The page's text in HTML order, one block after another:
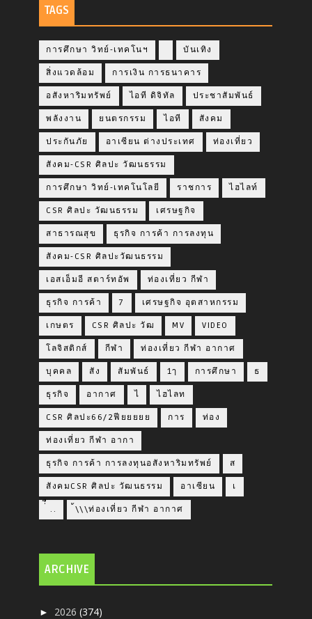
TAGS
การศึกษา วิทย์-เทคโนฯ บันเทิง
สิ่งแวดล้อม การเงิน การธนาคาร
อสังหาริมทรัพย์ ไอที ดิจิทัล ประชาสัมพันธ์
พลังงาน ยนตรกรรม ไอที สังคม
ประกันภัย อาเซียน ต่างประเทศ ท่องเที่ยว
สังคม-CSR ศิลปะ วัฒนธรรม
การศึกษา วิทย์-เทคโนโลยี ราชการ ไฮไลท์
CSR ศิลปะ วัฒนธรรม เศรษฐกิจ
สาธารณสุข ธุรกิจ การค้า การลงทุน
สังคม-CSR ศิลปะวัฒนธรรม
เอสเอ็มอี สตาร์ทอัพ ท่องเที่ยว กีฬา
ธุรกิจ การค้า 7 เศรษฐกิจ อุตสาหกรรม
เกษตร CSR ศิลปะ วัฒ MV VIDEO
โลจิสติกส์ กีฬา ท่องเที่ยว กีฬา อากาศ
บุคคล สัง สัมพันธ์ 1ๅ การศึกษา ธ
ธุรกิจ อากาศ ไ ไฮไลท
CSR ศิลปะ66/2ฟียยยยย การ ท่อง
ท่องเที่ยว กีฬา อากา
ธุรกิจ การค้า การลงทุนอสังหาริมทรัพย์ ส
สังคมCSR ศิลปะ วัฒนธรรม อาเซียน เ
่่ื​ .. ้\\\ท่องเที่ยว กีฬา อากาศ
ARCHIVE
► 2026(374)